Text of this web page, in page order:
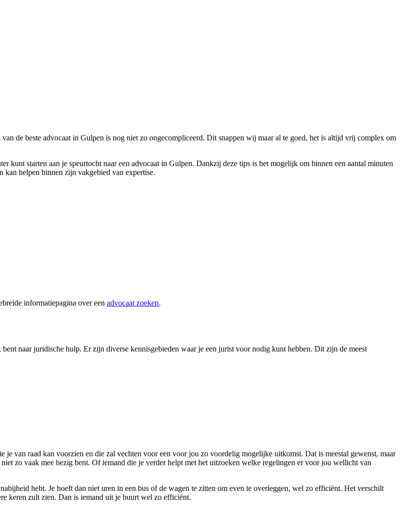
de beste advocaat in Gulpen is nog niet zo ongecompliceerd. Dit snappen wij maar al te goed, het is altijd vrij complex om
kunt starten aan je speurtocht naar een advocaat in Gulpen. Dankzij deze tips is het mogelijk om binnen een aantal minuten
kan helpen binnen zijn vakgebied van expertise.
informatiepagina over een advocaat zoeken.
naar juridische hulp. Er zijn diverse kennisgebieden waar je een jurist voor nodig kunt hebben. Dit zijn de meest
van raad kan voorzien en die zal vechten voor een voor jou zo voordelig mogelijke uitkomst. Dat is meestal gewenst, maar
zo vaak mee bezig bent. Of iemand die je verder helpt met het uitzoeken welke regelingen er voor jou wellicht van
hebt. Je hoeft dan niet uren in een bus of de wagen te zitten om even te overleggen, wel zo efficiënt. Het verschilt
keren zult zien. Dan is iemand uit je buurt wel zo efficiënt.